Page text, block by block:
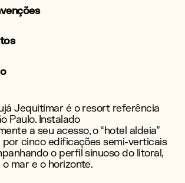
Jequitimar é o resort referência
Paulo. Instalado
a seu acesso, o “hotel aldeia”
cinco edificações semi-verticais
o perfil sinuoso do litoral,
mar e o horizonte.